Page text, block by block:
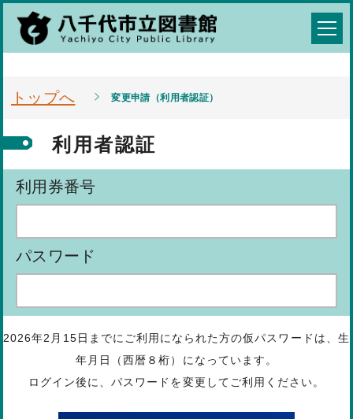
トップへ 変更申請（利用者認証）
利用者認証
利用券番号
パスワード
2026年2月15日までにご利用になられた方の仮パスワードは、生
年月日（西暦８桁）になっています。
ログイン後に、パスワードを変更してご利用ください。